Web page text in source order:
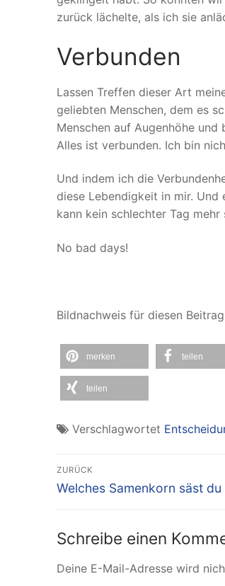
zurück lächelte, als ich sie
Verbunden
Lassen Treffen dieser Art
geliebten Menschen, dem es
Menschen auf Augenhöhe
Alles ist verbunden. Ich bin
Und indem ich die
diese Lebendigkeit in mir. Und
kann kein schlechter Tag mehr
No bad days!
Bildnachweis für diesen
merken teilen
teilen
Verschlagwortet
ZURÜCK
Vorheriger
Welches Samenkorn säst du
Schreibe einen
Deine E-Mail-Adresse wird